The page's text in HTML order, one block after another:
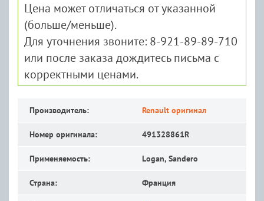
Цена может отличаться от указанной
(больше/меньше).
Для уточнения звоните: 8-921-89-89-710
или после заказа дождитесь письма с
корректными ценами.
Производитель: Renault оригинал
Номер оригинала: 491328861R
Применяемость: Logan, Sandero
Страна: Франция